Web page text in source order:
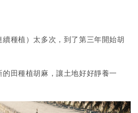
種植）太多次，到了第三年開始胡
田種植胡麻，讓土地好好靜養一